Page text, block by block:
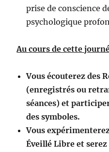
prise de conscience
psychologique
Au cours de cette
Vous écouterez des
(enregistrésou
séances)et
dessymboles.
Vous
Éveillé Libre et serez